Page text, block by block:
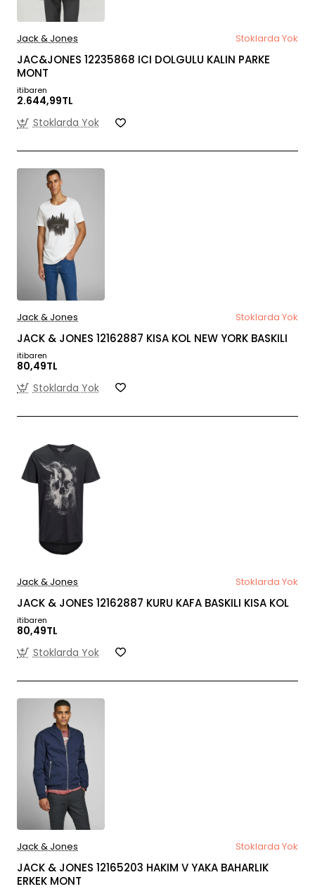
Jack & Jones Stoklarda Yok
JAC&JONES 12235868 ICI DOLGULU KALIN PARKE
MONT
itibaren
2.644,99TL
Stoklarda Yok
Jack & Jones Stoklarda Yok
JACK & JONES 12162887 KISA KOL NEW YORK BASKILI
itibaren
80,49TL
Stoklarda Yok
Jack & Jones Stoklarda Yok
JACK & JONES 12162887 KURU KAFA BASKILI KISA KOL
itibaren
80,49TL
Stoklarda Yok
Jack & Jones Stoklarda Yok
JACK & JONES 12165203 HAKIM V YAKA BAHARLIK
ERKEK MONT